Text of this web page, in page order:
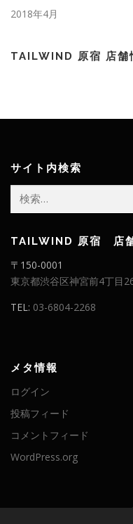
2018年4月
TAILWIND 原宿 店舗
サイト内検索
索:
TAILWIND 原宿 店
〒150-0001
東京都渋谷区神宮前4丁目
TEL: 03-6804-2268
メタ情報
ログイン
投稿フィード
コメントフィード
WordPress.org